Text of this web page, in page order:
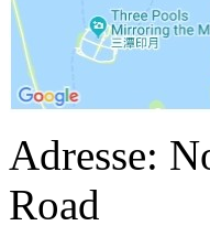
Adresse:
Road